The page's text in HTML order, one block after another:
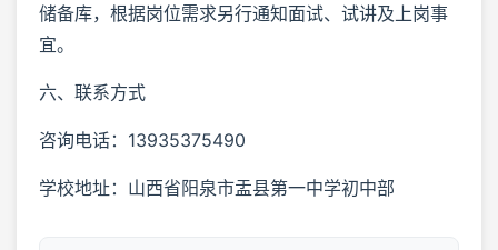
储备库，根据岗位需求另行通知面试、试讲及上岗事
宜。
六、联系方式
咨询电话：13935375490
学校地址：山西省阳泉市盂县第一中学初中部